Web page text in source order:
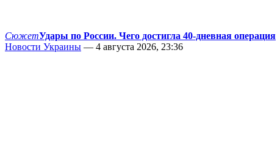
СюжетУдары по России. Чего достигла 40-дневная операция
Новости Украины — 4 августа 2026, 23:36